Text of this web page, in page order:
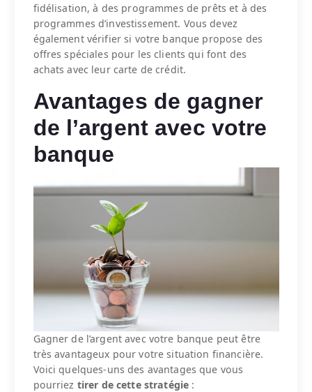
fidélisation, à des programmes de prêts et à des
programmes d’investissement. Vous devez
également vérifier si votre banque propose des
offres spéciales pour les clients qui font des
achats avec leur carte de crédit.
Avantages de gagner
de l’argent avec votre
banque
Gagner de l’argent avec votre banque peut être
très avantageux pour votre situation financière.
Voici quelques-uns des avantages que vous
pourriez tirer de cette stratégie :